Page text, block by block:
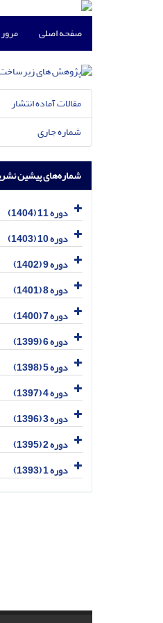
صفحه اصلی مرور
مقالات آماده انتشار
شماره جاری
شماره‌های پیشین
دوره 11 (1404)
دوره 10 (1403)
دوره 9 (1402)
دوره 8 (1401)
دوره 7 (1400)
دوره 6 (1399)
دوره 5 (1398)
دوره 4 (1397)
دوره 3 (1396)
دوره 2 (1395)
دوره 1 (1393)